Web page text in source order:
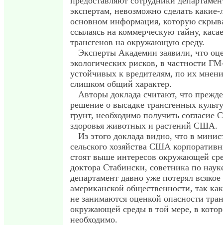
экспертам, невозможно сделать
основном информация, которую
ссылаясь на коммерческую тайну,
трансгенов на окружающую среду.
Эксперты Академии заявили, что
экологических рисков, в частности
устойчивых к вредителям, по их
слишком общий характер.
Авторы доклада считают, что
решение о высадке трансгенных
грунт, необходимо получить согласие
здоровья животных и растений США.
Из этого доклада видно, что в
сельского хозяйства США
стоят выше интересов окружающей
доктора Стабински, советника по
департамент давно уже потерял всякое
американской общественности, так
не занимаются оценкой опасности
окружающей среды в той мере, в
необходимо.